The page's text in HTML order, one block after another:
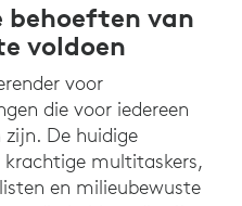
behoeften van
voldoen
voor
die voor iedereen
De huidige
multitaskers,
en milieubewuste